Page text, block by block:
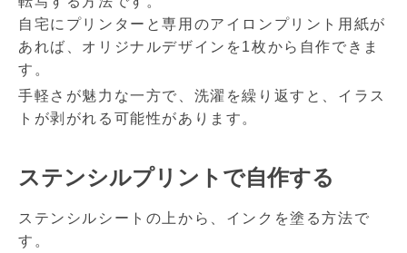
自宅にプリンターと専用のアイロンプリント用紙が
あれば、オリジナルデザインを1枚から自作できま
す。
手軽さが魅力な一方で、洗濯を繰り返すと、イラス
トが剥がれる可能性があります。
ステンシルプリントで自作する
ステンシルシートの上から、インクを塗る方法で
す。